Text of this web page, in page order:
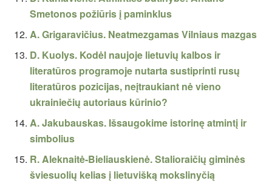
Smetonos požiūris į paminklus
A. Grigaravičius. Neatmezgamas Vilniaus mazgas
D. Kuolys. Kodėl naujoje lietuvių kalbos ir
literatūros programoje nutarta sustiprinti rusų
literatūros pozicijas, neįtraukiant nė vieno
ukrainiečių autoriaus kūrinio?
A. Jakubauskas. Išsaugokime istorinę atmintį ir
simbolius
R. Aleknaitė-Bieliauskienė. Stalioraičių giminės
šviesuolių kelias į lietuvišką mokslinyčią